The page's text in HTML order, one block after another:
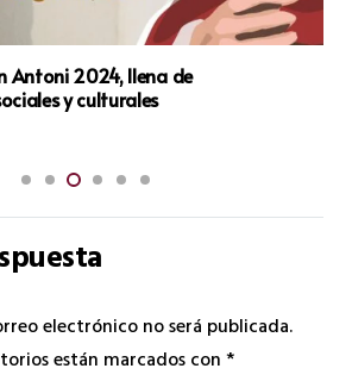
Antoni 2024, llena de
y culturales
electrónico no será publicada.
están marcados con*